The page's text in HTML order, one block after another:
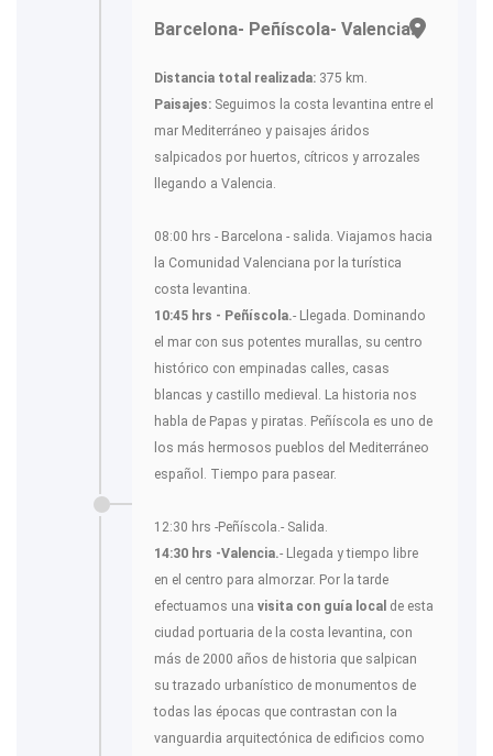
Barcelona- Peñíscola- Valencia.-
Distancia total realizada: 375 km.
Paisajes: Seguimos la costa levantina entre el
mar Mediterráneo y paisajes áridos
salpicados por huertos, cítricos y arrozales
llegando a Valencia.
08:00 hrs - Barcelona - salida. Viajamos hacia
la Comunidad Valenciana por la turística
costa levantina.
10:45 hrs - Peñíscola.- Llegada. Dominando
el mar con sus potentes murallas, su centro
histórico con empinadas calles, casas
blancas y castillo medieval. La historia nos
habla de Papas y piratas. Peñíscola es uno de
los más hermosos pueblos del Mediterráneo
español. Tiempo para pasear.
12:30 hrs -Peñíscola.- Salida.
14:30 hrs -Valencia.- Llegada y tiempo libre
en el centro para almorzar. Por la tarde
efectuamos una visita con guía local de esta
ciudad portuaria de la costa levantina, con
más de 2000 años de historia que salpican
su trazado urbanístico de monumentos de
todas las épocas que contrastan con la
vanguardia arquitectónica de edificios como